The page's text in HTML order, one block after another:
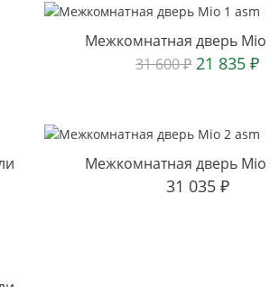
Межкомнатная дверь Mio
31 600₽ 21 835₽
Межкомнатная дверь Mio
31 035 ₽